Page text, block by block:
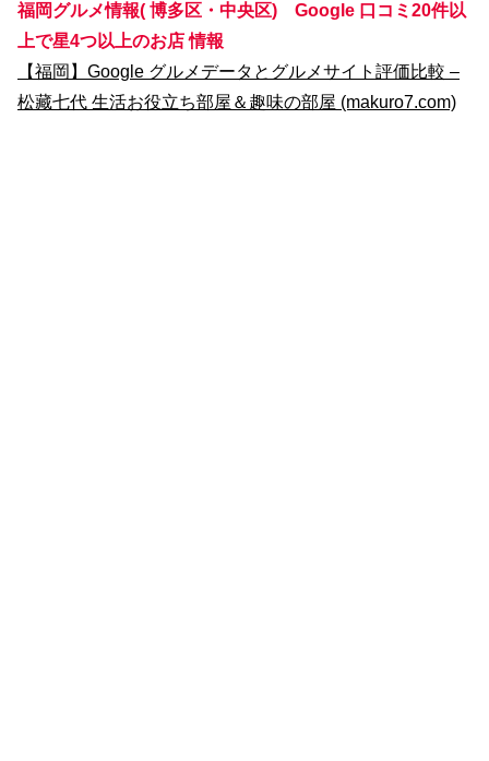
福岡グルメ情報( 博多区・中央区) Google 口コミ20件以
上で星4つ以上のお店 情報
【福岡】Google グルメデータとグルメサイト評価比較 –
松藏七代 生活お役立ち部屋＆趣味の部屋 (makuro7.com)